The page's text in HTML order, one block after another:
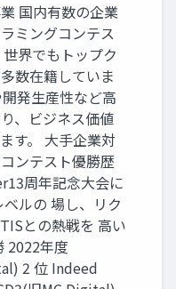
国内有数の企業
ミングコンテス
界でもトップク
数在籍していま
発生産性など高
、ビジネス価値
す。 大手企業対
ンテスト優勝歴
周年記念大会に
ルの 場し、リク
との熱戦を 高い
2022年度
2 位 Indeed